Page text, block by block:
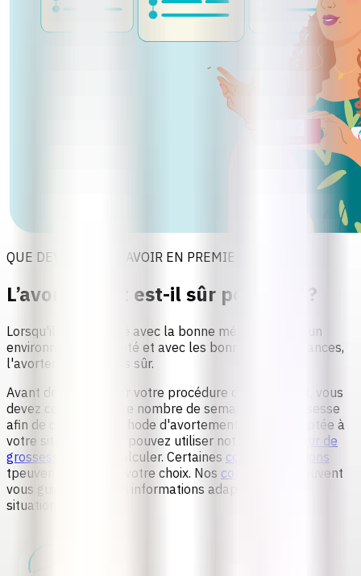
QUE DEVEZ-VOUS SAVOIR EN PREMIER ?
L’avortement est-il sûr pour moi ?
Lorsqu'il est pratiqué avec la bonne méthode, dans un
environnement adapté et avec les bonnes connaissances,
l'avortement est très sûr.
Avant de commencer votre procédure d'avortement, vous
devez connaître votre nombre de semaines de grossesse
afin de choisir la méthode d'avortement la plus adaptée à
votre situation. Vous pouvez utiliser notre
Calculateur de
grossesse
pour le calculer. Certaines contre-indications
tpeuvent influencer votre choix. Nos conseillères
peuvent
vous guider avec des informations adaptées à votre
situation.